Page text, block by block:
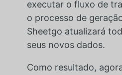
executar o fluxo de
o processo de
Sheetgo atualizará
seus novos dados.
Como resultado,